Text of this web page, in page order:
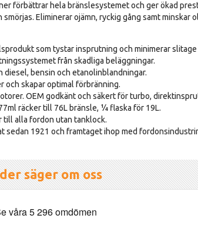
förbättrar hela bränslesystemet och ger ökad
Eliminerar ojämn, ryckig gång samt
som tystar insprutning och minimerar
från skadliga beläggningar.
diesel, bensin och etanolinblandningar.
och skapar optimal förbränning.
OEM godkänt och säkert för turbo,
räcker till 76L bränsle, ¼ flaska för 19L.
till alla fordon utan tanklock.
sedan 1921 och framtaget ihop med
säger om oss